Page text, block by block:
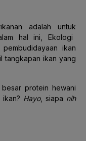
adalah untuk
hal ini, Ekologi
ikan
tangkapan ikan yang
protein hewani
Hayo, siapa nih